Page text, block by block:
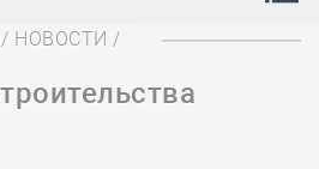
НОВОСТИ /